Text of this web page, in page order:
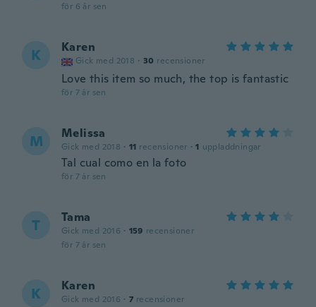
för 6 år sen
K Karen
Gick med 2018 · 30 recensioner
Love this item so much, the top is fantastic
för 7 år sen
M Melissa
Gick med 2018 · 11 recensioner · 1 uppladdningar
Tal cual como en la foto
för 7 år sen
T Tama
Gick med 2016 · 159 recensioner
för 7 år sen
K Karen
Gick med 2016 · 7 recensioner